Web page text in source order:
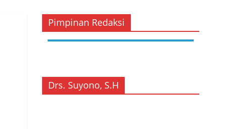
Pimpinan Redaksi
Drs. Suyono, S.H